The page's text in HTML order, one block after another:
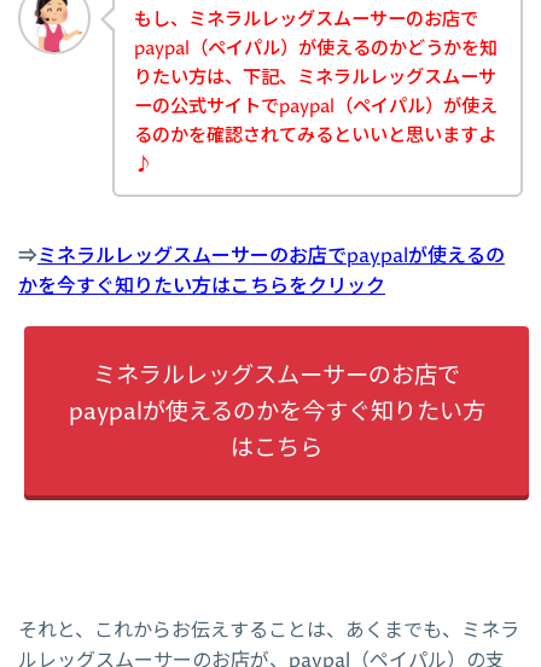
もし、ミネラルレッグスムーサーのお店で
paypal（ペイパル）が使えるのかどうかを知
りたい方は、下記、ミネラルレッグスムーサ
ーの公式サイトでpaypal（ペイパル）が使え
るのかを確認されてみるといいと思いますよ
♪
⇒ミネラルレッグスムーサーのお店でpaypalが使えるの
かを今すぐ知りたい方はこちらをクリック
ミネラルレッグスムーサーのお店で
paypalが使えるのかを今すぐ知りたい方
はこちら
それと、これからお伝えすることは、あくまでも、ミネラ
ルレッグスムーサーのお店が、paypal（ペイパル）の支